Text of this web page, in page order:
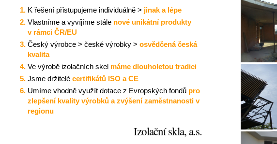
K řešení přistupujeme individuálně > jinak a lépe
Vlastníme a vyvíjíme stále nové unikátní produkty
v rámci ČR/EU
Český výrobce > české výrobky > osvědčená česká
kvalita
Ve výrobě izolačních skel máme dlouholetou tradici
Jsme držitelé certifikátů ISO a CE
Umíme vhodně využít dotace z Evropských fondů pro
zlepšení kvality výrobků a zvýšení zaměstnanosti v
regionu
Izolační skla, a.s.